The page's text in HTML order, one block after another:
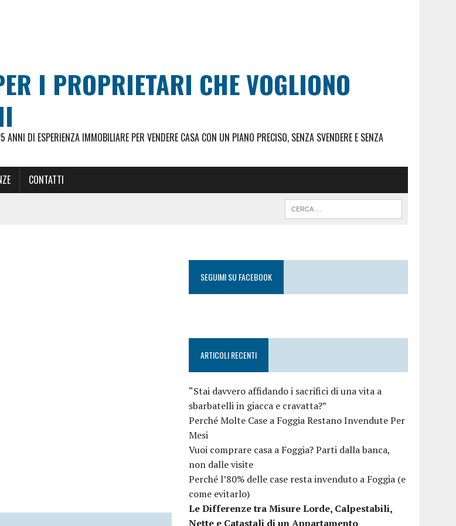
I PROPRIETARI CHE VOGLIONO
DI ESPERIENZA IMMOBILIARE PER VENDERE CASA CON UN PIANO PRECISO, SENZA SVENDERE E SENZA
CONTATTI
SEGUIMI SU FACEBOOK
ARTICOLI RECENTI
“Stai davvero affidando i sacrifici di una vita a
sbarbatelli in giacca e cravatta?”
Perché Molte Case a Foggia Restano Invendute Per
Mesi
Vuoi comprare casa a Foggia? Parti dalla banca,
non dalle visite
Perché l’80% delle case resta invenduto a Foggia (e
come evitarlo)
Le Differenze tra Misure Lorde, Calpestabili,
Nette e Catastali di un Appartamento